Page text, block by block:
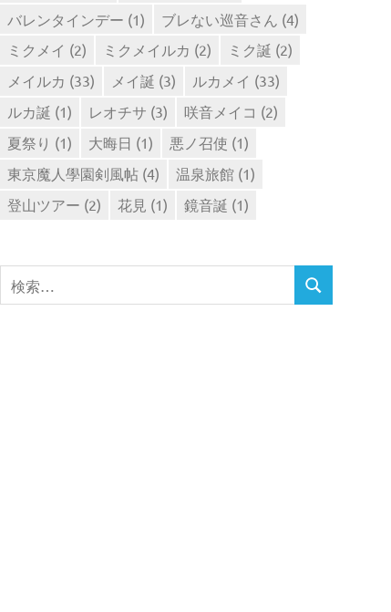
バレンタインデー (1) ブレない巡音さん (4)
ミクメイ (2) ミクメイルカ (2) ミク誕 (2)
メイルカ (33) メイ誕 (3) ルカメイ (33)
ルカ誕 (1) レオチサ (3) 咲音メイコ (2)
夏祭り (1) 大晦日 (1) 悪ノ召使 (1)
東京魔人學園剣風帖 (4) 温泉旅館 (1)
登山ツアー (2) 花見 (1) 鏡音誕 (1)
検
索
検